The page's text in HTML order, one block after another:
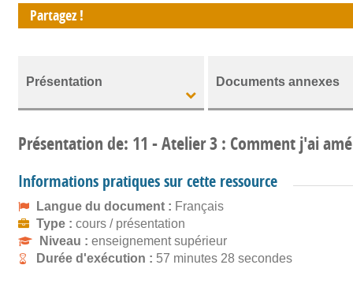
Partagez !
Présentation Documents annexes
Présentation de: 11 - Atelier 3 : Comment j'ai
Informations pratiques sur cette ressource
Langue du document : Français
Type : cours / présentation
Niveau : enseignement supérieur
Durée d'exécution : 57 minutes 28 secondes